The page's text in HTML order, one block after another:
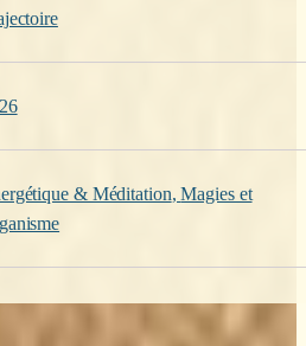
& Méditation,Magies et